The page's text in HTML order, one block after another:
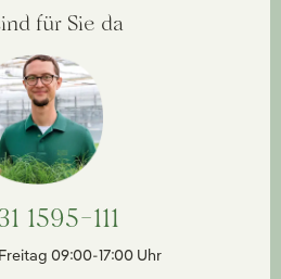
für Sie da
1595-111
09:00-17:00 Uhr